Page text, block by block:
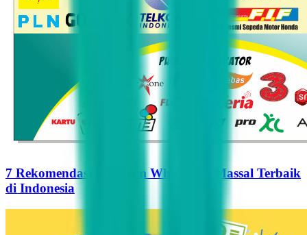
7 Rekomendasi Pengirim WhatsApp Massal Terbaik
di Indonesia